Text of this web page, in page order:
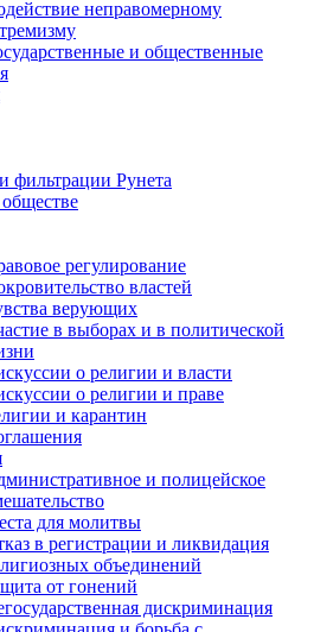
неправомерному
и общественные
фильтрации Рунета
регулирование
властей
верующих
в выборах и в политической
о религии и власти
о религии и праве
и карантин
и полицейское
для молитвы
в регистрации и ликвидация
объединений
от гонений
дискриминация